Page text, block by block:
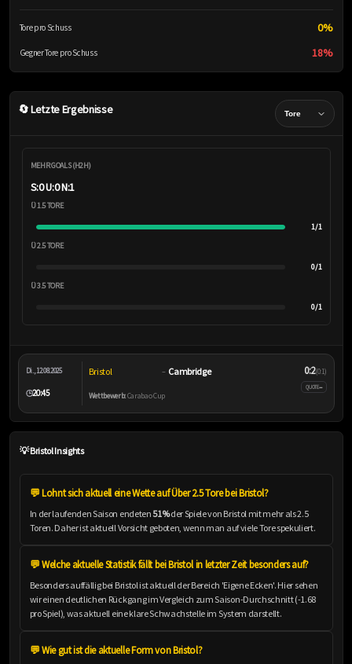
Tore pro Schuss 0%
Gegner Tore pro Schuss 18%
🔄 Letzte Ergebnisse
MEHR GOALS (H2H)
S:0 U:0 N:1
Ü 1.5 TORE
1/1
Ü 2.5 TORE
0/1
Ü 3.5 TORE
0/1
Di., 12.08.2025
🕒20:45
Bristol – Cambridge
Wettbewerb:Carabao Cup
0:2(0:1)
QUOTE–
💡 Bristol Insights
💬 Lohnt sich aktuell eine Wette auf Über 2.5 Tore bei Bristol?
In der laufenden Saison endeten51%der Spiele von Bristol mit mehr als 2.5
Toren. Daher ist aktuell Vorsicht geboten, wenn man auf viele Tore spekuliert.
💬 Welche aktuelle Statistik fällt bei Bristol in letzter Zeit besonders auf?
Besonders auffällig bei Bristol ist aktuell der Bereich 'Eigene Ecken'. Hier sehen
wir einen deutlichen Rückgang im Vergleich zum Saison-Durchschnitt (-1.68
pro Spiel), was aktuell eine klare Schwachstelle im System darstellt.
💬 Wie gut ist die aktuelle Form von Bristol?